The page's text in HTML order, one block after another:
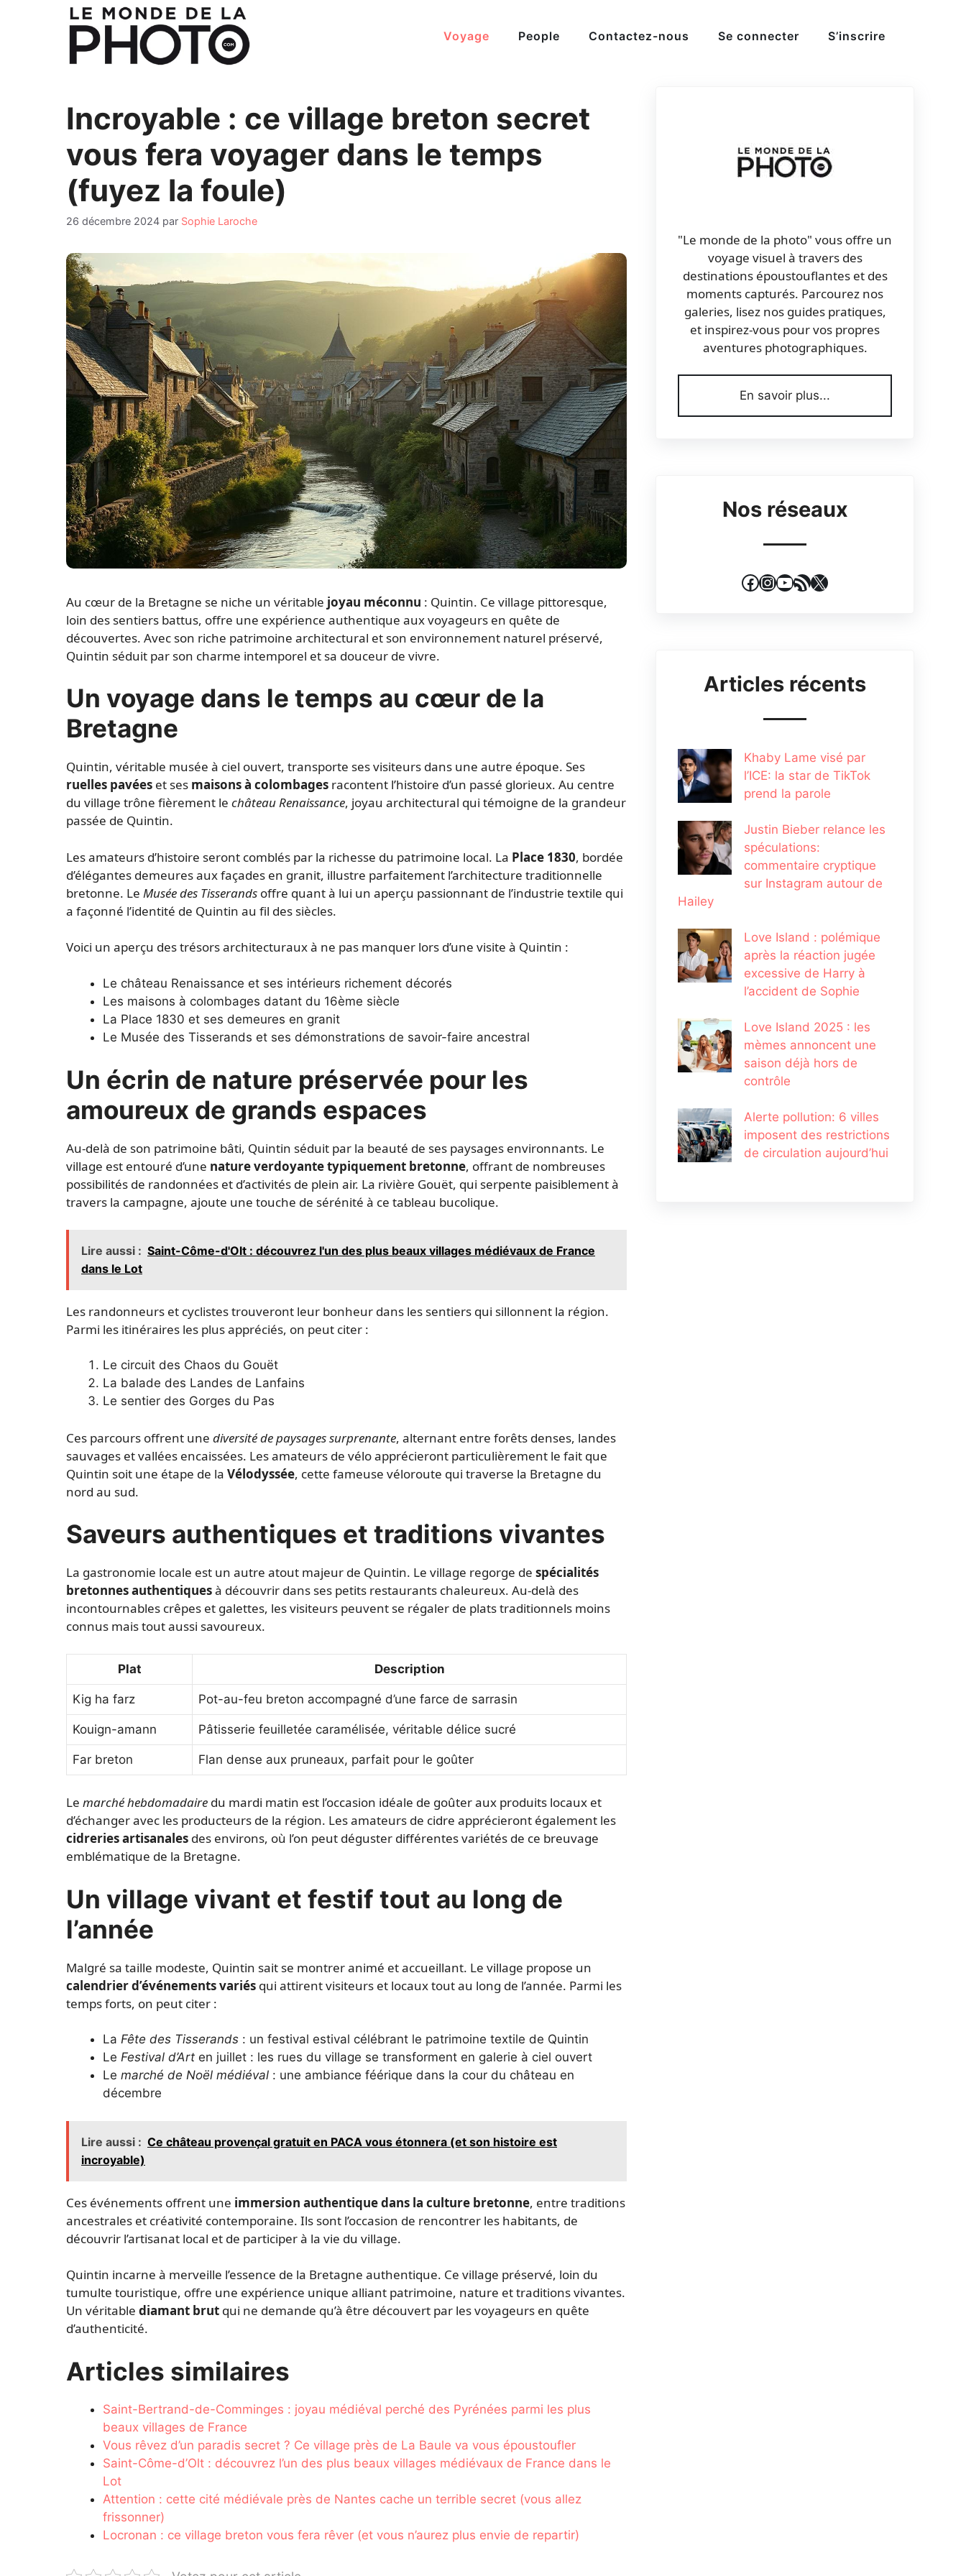
Voyage People Contactez-nous Se connecter S’inscrire
Incroyable : ce village breton secret
vous fera voyager dans le temps
(fuyez la foule)
26 décembre 2024 par Sophie Laroche
Au cœur de la Bretagne se niche un véritable joyau méconnu : Quintin. Ce village pittoresque,
loin des sentiers battus, offre une expérience authentique aux voyageurs en quête de
découvertes. Avec son riche patrimoine architectural et son environnement naturel préservé,
Quintin séduit par son charme intemporel et sa douceur de vivre.
Un voyage dans le temps au cœur de la
Bretagne
Quintin, véritable musée à ciel ouvert, transporte ses visiteurs dans une autre époque. Ses
ruelles pavées et ses maisons à colombages racontent l’histoire d’un passé glorieux. Au centre
du village trône fièrement le château Renaissance, joyau architectural qui témoigne de la grandeur
passée de Quintin.
Les amateurs d’histoire seront comblés par la richesse du patrimoine local. La Place 1830, bordée
d’élégantes demeures aux façades en granit, illustre parfaitement l’architecture traditionnelle
bretonne. Le Musée des Tisserands offre quant à lui un aperçu passionnant de l’industrie textile qui
a façonné l’identité de Quintin au fil des siècles.
Voici un aperçu des trésors architecturaux à ne pas manquer lors d’une visite à Quintin :
Le château Renaissance et ses intérieurs richement décorés
Les maisons à colombages datant du 16ème siècle
La Place 1830 et ses demeures en granit
Le Musée des Tisserands et ses démonstrations de savoir-faire ancestral
Un écrin de nature préservée pour les
amoureux de grands espaces
Au-delà de son patrimoine bâti, Quintin séduit par la beauté de ses paysages environnants. Le
village est entouré d’une nature verdoyante typiquement bretonne, offrant de nombreuses
possibilités de randonnées et d’activités de plein air. La rivière Gouët, qui serpente paisiblement à
travers la campagne, ajoute une touche de sérénité à ce tableau bucolique.
Lire aussi : Saint-Côme-d'Olt : découvrez l'un des plus beaux villages médiévaux de France
dans le Lot
Les randonneurs et cyclistes trouveront leur bonheur dans les sentiers qui sillonnent la région.
Parmi les itinéraires les plus appréciés, on peut citer :
Le circuit des Chaos du Gouët
La balade des Landes de Lanfains
Le sentier des Gorges du Pas
Ces parcours offrent une diversité de paysages surprenante, alternant entre forêts denses, landes
sauvages et vallées encaissées. Les amateurs de vélo apprécieront particulièrement le fait que
Quintin soit une étape de la Vélodyssée, cette fameuse véloroute qui traverse la Bretagne du
nord au sud.
Saveurs authentiques et traditions vivantes
La gastronomie locale est un autre atout majeur de Quintin. Le village regorge de spécialités
bretonnes authentiquesà découvrir dans ses petits restaurants chaleureux. Au-delà des
incontournables crêpes et galettes, les visiteurs peuvent se régaler de plats traditionnels moins
connus mais tout aussi savoureux.
Plat Description
Kig ha farz Pot-au-feu breton accompagné d’une farce de sarrasin
Kouign-amann Pâtisserie feuilletée caramélisée, véritable délice sucré
Far breton Flan dense aux pruneaux, parfait pour le goûter
Le marché hebdomadaire du mardi matin est l’occasion idéale de goûter aux produits locaux et
d’échanger avec les producteurs de la région. Les amateurs de cidre apprécieront également les
cidreries artisanales des environs, où l’on peut déguster différentes variétés de ce breuvage
emblématique de la Bretagne.
Un village vivant et festif tout au long de
l’année
Malgré sa taille modeste, Quintin sait se montrer animé et accueillant. Le village propose un
calendrier d’événements variés qui attirent visiteurs et locaux tout au long de l’année. Parmi les
temps forts, on peut citer :
La Fête des Tisserands : un festival estival célébrant le patrimoine textile de Quintin
Le Festival d’Art en juillet : les rues du village se transforment en galerie à ciel ouvert
Le marché de Noël médiéval : une ambiance féérique dans la cour du château en
décembre
Lire aussi : Ce château provençal gratuit en PACA vous étonnera (et son histoire est
incroyable)
Ces événements offrent une immersion authentique dans la culture bretonne, entre traditions
ancestrales et créativité contemporaine. Ils sont l’occasion de rencontrer les habitants, de
découvrir l’artisanat local et de participer à la vie du village.
Quintin incarne à merveille l’essence de la Bretagne authentique. Ce village préservé, loin du
tumulte touristique, offre une expérience unique alliant patrimoine, nature et traditions vivantes.
Un véritable diamant brut qui ne demande qu’à être découvert par les voyageurs en quête
d’authenticité.
Articles similaires
Saint-Bertrand-de-Comminges : joyau médiéval perché des Pyrénées parmi les plus
beaux villages de France
Vous rêvez d’un paradis secret ? Ce village près de La Baule va vous époustoufler
Saint-Côme-d’Olt : découvrez l’un des plus beaux villages médiévaux de France dans le
Lot
Attention : cette cité médiévale près de Nantes cache un terrible secret (vous allez
frissonner)
Locronan : ce village breton vous fera rêver (et vous n’aurez plus envie de repartir)
"Le monde de la photo" vous offre un
voyage visuel à travers des
destinations époustouflantes et des
moments capturés. Parcourez nos
galeries, lisez nos guides pratiques,
et inspirez-vous pour vos propres
aventures photographiques.
En savoir plus...
Nos réseaux
Facebook
Instagram
YouTube
Flux RSS
X
Articles récents
Khaby Lame visé par
l’ICE: la star de TikTok
prend la parole
Justin Bieber relance les
spéculations:
commentaire cryptique
sur Instagram autour de
Hailey
Love Island : polémique
après la réaction jugée
excessive de Harry à
l’accident de Sophie
Love Island 2025 : les
mèmes annoncent une
saison déjà hors de
contrôle
Alerte pollution: 6 villes
imposent des restrictions
de circulation aujourd’hui